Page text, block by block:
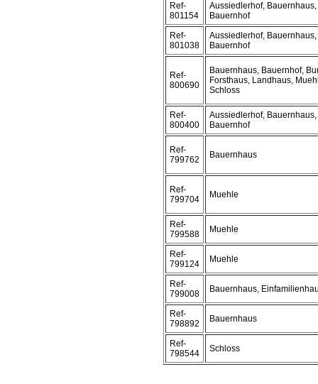
Ref-
801154
Aussiedlerhof, Bauernhaus,
Bauernhof
Ref-
801038
Aussiedlerhof, Bauernhaus,
Bauernhof
Ref-
800690
Bauernhaus, Bauernhof,
Forsthaus, Landhaus,
Schloss
Ref-
800400
Aussiedlerhof, Bauernhaus,
Bauernhof
Ref-
799762
Bauernhaus
Ref-
799704
Muehle
Ref-
799588
Muehle
Ref-
799124
Muehle
Ref-
799008
Bauernhaus,
Ref-
798892
Bauernhaus
Ref-
798544
Schloss